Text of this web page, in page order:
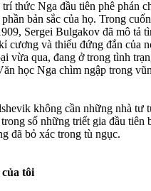
thức Nga đầu tiên phê phán
bản sắc của họ. Trong
Sergei Bulgakov đã mô tả
cương và thiếu đứng đắn của
vừa qua, đang ở trong tình
học Nga chìm ngập trong
không cần những nhà tư
số những triết gia đầu tiên
đã bỏ xác trong tù ngục.
tôi